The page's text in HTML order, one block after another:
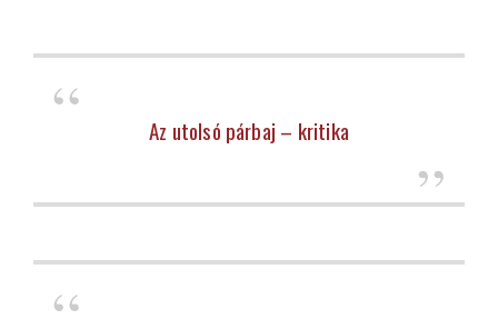
Az utolsó párbaj – kritika